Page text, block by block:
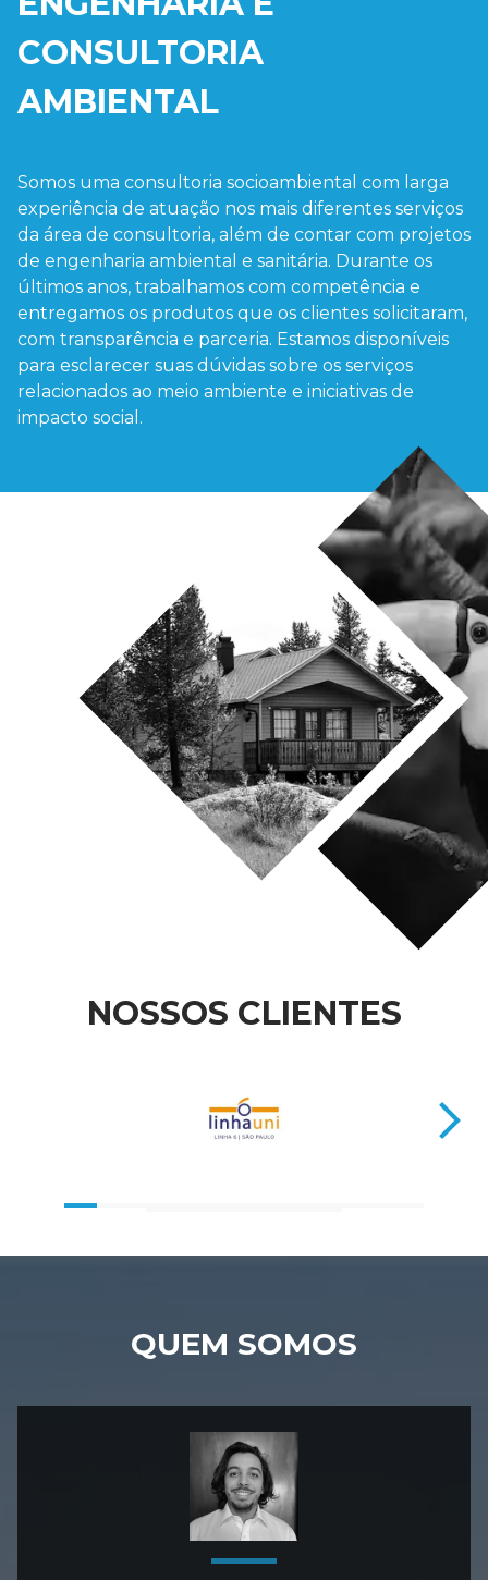
CONSULTORIA
AMBIENTAL
Somos uma consultoria socioambiental com larga
experiência de atuação nos mais diferentes serviços
da área de consultoria, além de contar com projetos
de engenharia ambiental e sanitária. Durante os
últimos anos, trabalhamos com competência e
entregamos os produtos que os clientes solicitaram,
com transparência e parceria. Estamos disponíveis
para esclarecer suas dúvidas sobre os serviços
relacionados ao meio ambiente e iniciativas de
impacto social.
NOSSOS CLIENTES
QUEM SOMOS